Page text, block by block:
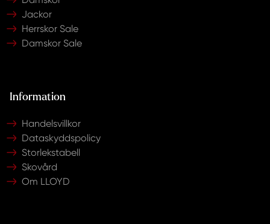
Jackor
Herrskor Sale
Damskor Sale
Information
Handelsvillkor
Dataskyddspolicy
Storlekstabell
Skovård
Om LLOYD